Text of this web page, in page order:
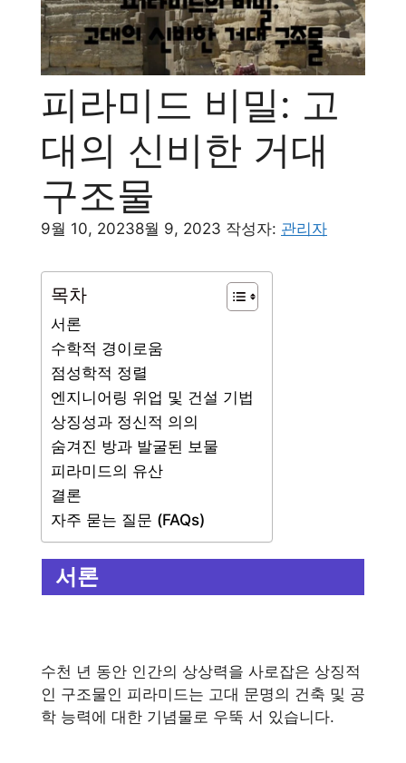
피라미드 비밀: 고
대의 신비한 거대
구조물
9월 10, 20238월 9, 2023 작성자: 관리자
목차
서론
수학적 경이로움
점성학적 정렬
엔지니어링 위업 및 건설 기법
상징성과 정신적 의의
숨겨진 방과 발굴된 보물
피라미드의 유산
결론
자주 묻는 질문 (FAQs)
서론
수천 년 동안 인간의 상상력을 사로잡은 상징적
인 구조물인 피라미드는 고대 문명의 건축 및 공
학 능력에 대한 기념물로 우뚝 서 있습니다.